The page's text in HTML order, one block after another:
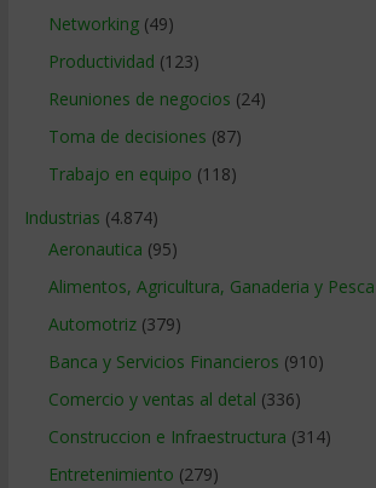
Networking(49)
Productividad (123)
Reuniones de negocios (24)
Toma de decisiones (87)
Trabajo en equipo (118)
Industrias (4.874)
Aeronautica (95)
Alimentos, Agricultura, Ganaderia y Pesca
Automotriz(379)
Banca y Servicios Financieros (910)
Comercio y ventas al detal (336)
Construccion e Infraestructura (314)
Entretenimiento (279)